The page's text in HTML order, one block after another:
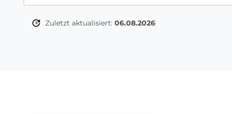
Zuletzt aktualisiert: 06.08.2026